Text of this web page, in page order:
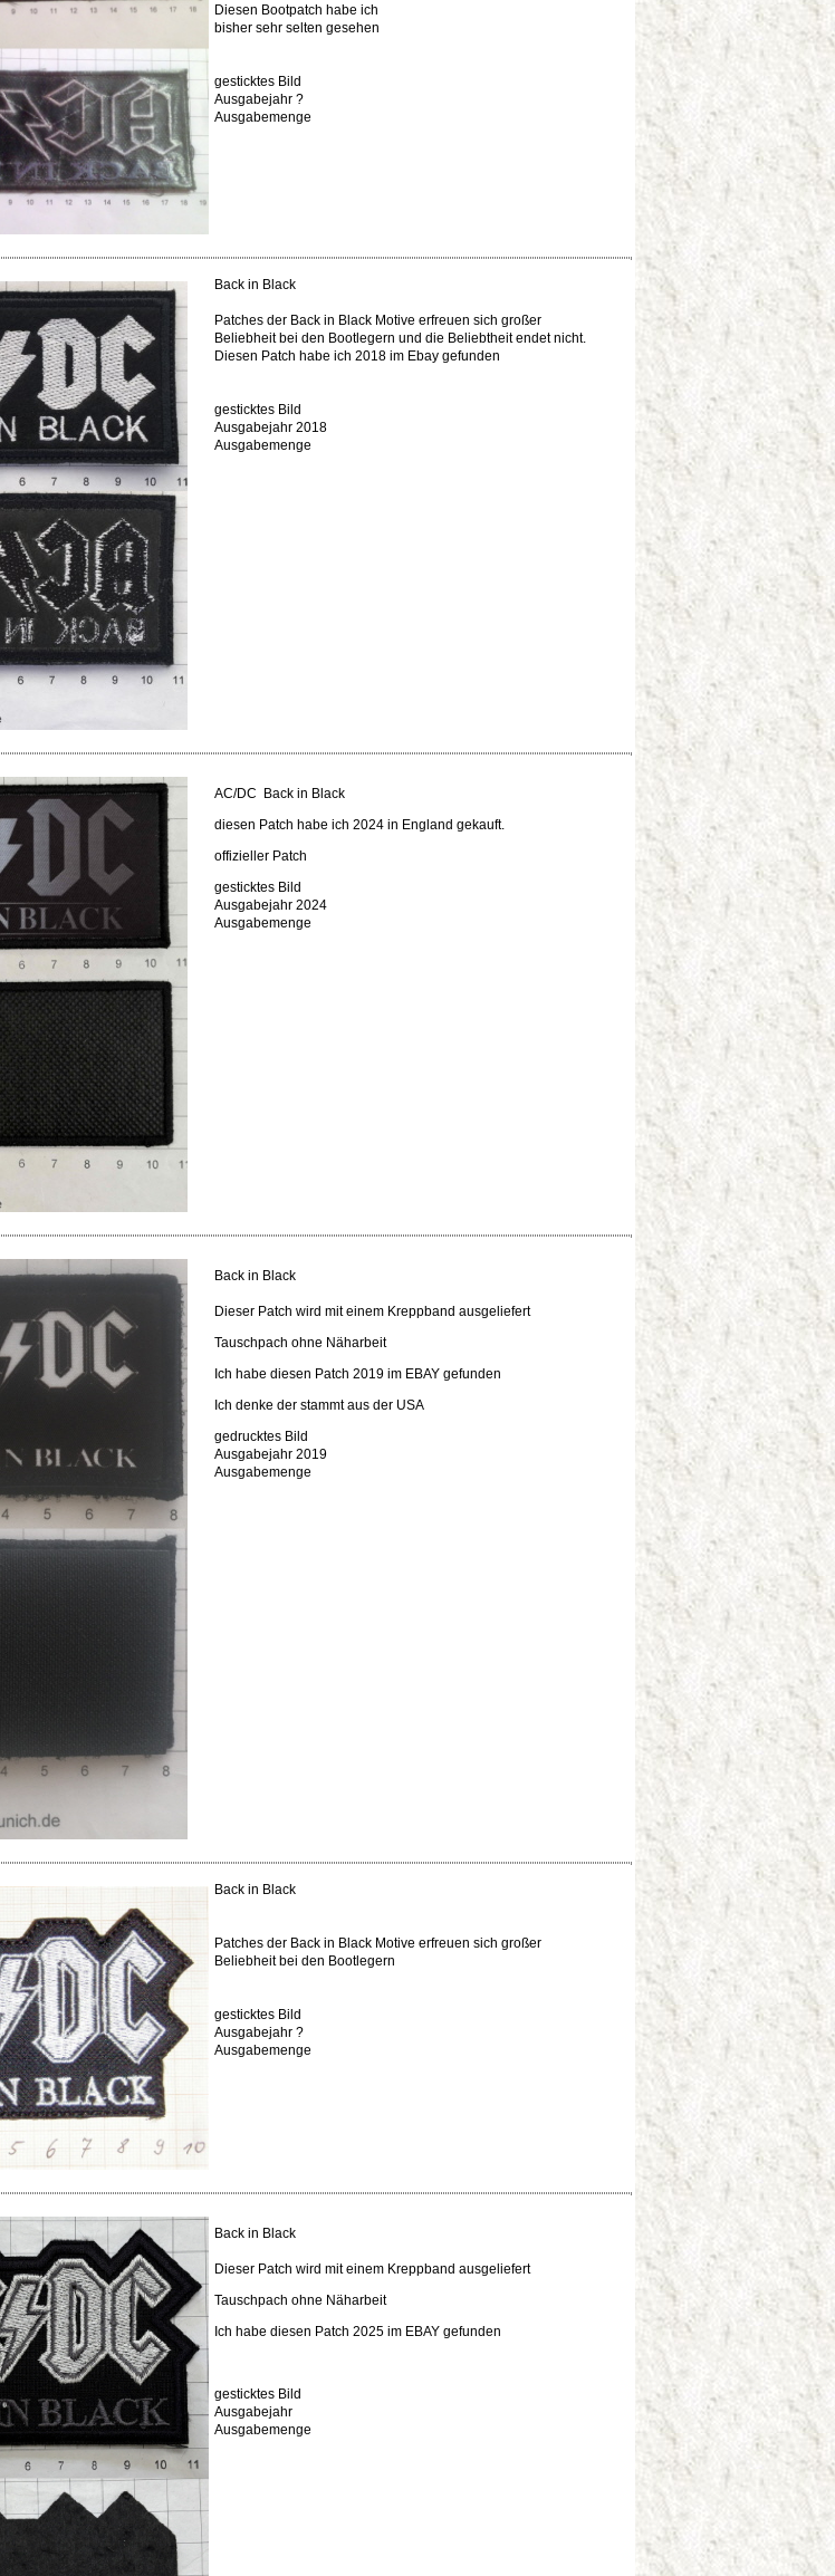
Diesen Bootpatch habe ich
bisher sehr selten gesehen
gesticktes Bild
Ausgabejahr ?
Ausgabemenge
Back in Black
Patches der Back in Black Motive erfreuen sich großer
Beliebheit bei den Bootlegern und die Beliebtheit endet nicht.
Diesen Patch habe ich 2018 im Ebay gefunden
gesticktes Bild
Ausgabejahr 2018
Ausgabemenge
AC/DC Back in Black
diesen Patch habe ich 2024 in England gekauft.
offizieller Patch
gesticktes Bild
Ausgabejahr 2024
Ausgabemenge
Back in Black
Dieser Patch wird mit einem Kreppband ausgeliefert
Tauschpach ohne Näharbeit
Ich habe diesen Patch 2019 im EBAY gefunden
Ich denke der stammt aus der USA
gedrucktes Bild
Ausgabejahr 2019
Ausgabemenge
Back in Black
Patches der Back in Black Motive erfreuen sich großer
Beliebheit bei den Bootlegern
gesticktes Bild
Ausgabejahr ?
Ausgabemenge
Back in Black
Dieser Patch wird mit einem Kreppband ausgeliefert
Tauschpach ohne Näharbeit
Ich habe diesen Patch 2025 im EBAY gefunden
gesticktes Bild
Ausgabejahr
Ausgabemenge